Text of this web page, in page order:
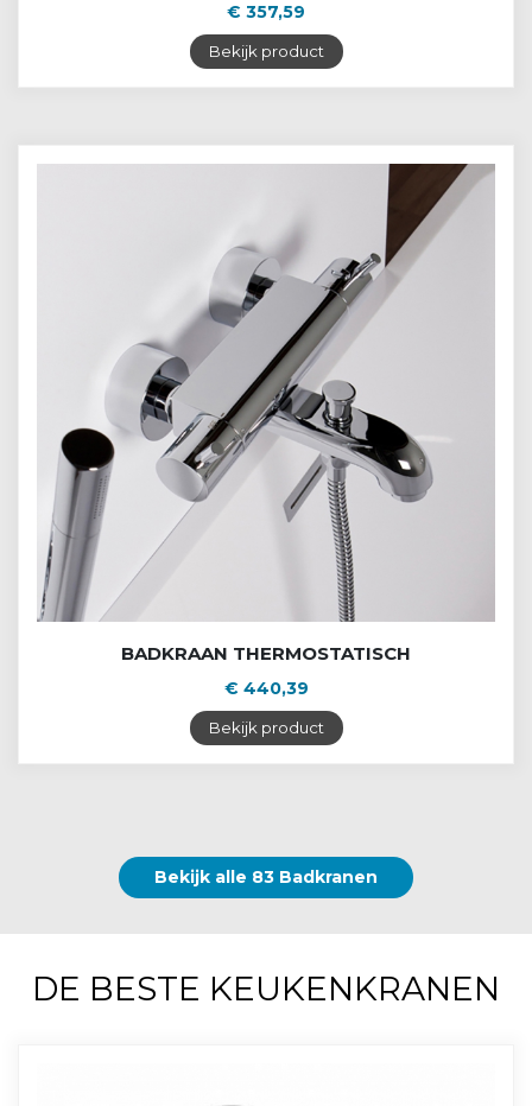
€ 357,59
Bekijk product
BADKRAAN THERMOSTATISCH
€ 440,39
Bekijk product
Bekijk alle 83 Badkranen
DE BESTE KEUKENKRANEN